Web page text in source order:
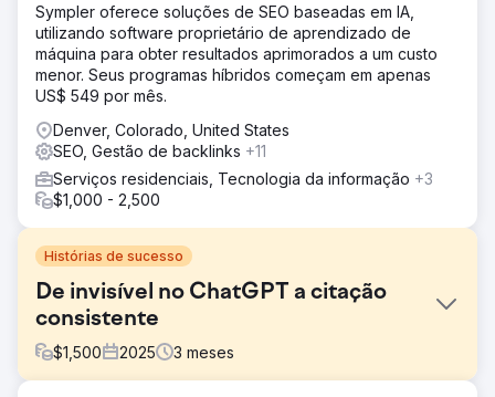
Sympler oferece soluções de SEO baseadas em IA,
utilizando software proprietário de aprendizado de
máquina para obter resultados aprimorados a um custo
menor. Seus programas híbridos começam em apenas
US$ 549 por mês.
Denver, Colorado, United States
SEO, Gestão de backlinks +11
Serviços residenciais, Tecnologia da informação +3
$1,000 - 2,500
Histórias de sucesso
De invisível no ChatGPT a citação
consistente
$1,500 2025 3 meses